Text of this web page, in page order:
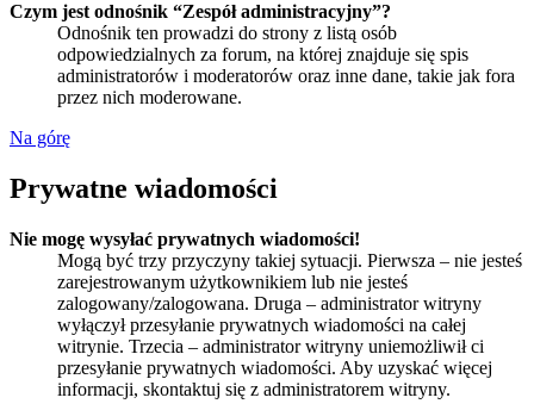
Czym jest odnośnik “Zespół administracyjny”?
Odnośnik ten prowadzi do strony z listą osób
odpowiedzialnych za forum, na której znajduje się spis
administratorów i moderatorów oraz inne dane, takie jak fora
przez nich moderowane.
Na górę
Prywatne wiadomości
Nie mogę wysyłać prywatnych wiadomości!
Mogą być trzy przyczyny takiej sytuacji. Pierwsza – nie jesteś
zarejestrowanym użytkownikiem lub nie jesteś
zalogowany/zalogowana. Druga – administrator witryny
wyłączył przesyłanie prywatnych wiadomości na całej
witrynie. Trzecia – administrator witryny uniemożliwił ci
przesyłanie prywatnych wiadomości. Aby uzyskać więcej
informacji, skontaktuj się z administratorem witryny.